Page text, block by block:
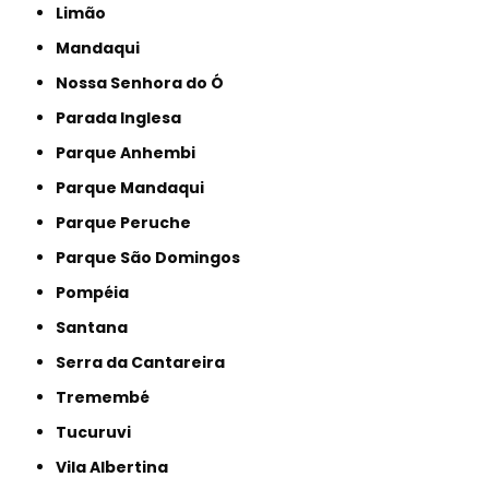
Limão
Mandaqui
Nossa Senhora do Ó
Parada Inglesa
Parque Anhembi
Parque Mandaqui
Parque Peruche
Parque São Domingos
Pompéia
Santana
Serra da Cantareira
Tremembé
Tucuruvi
Vila Albertina